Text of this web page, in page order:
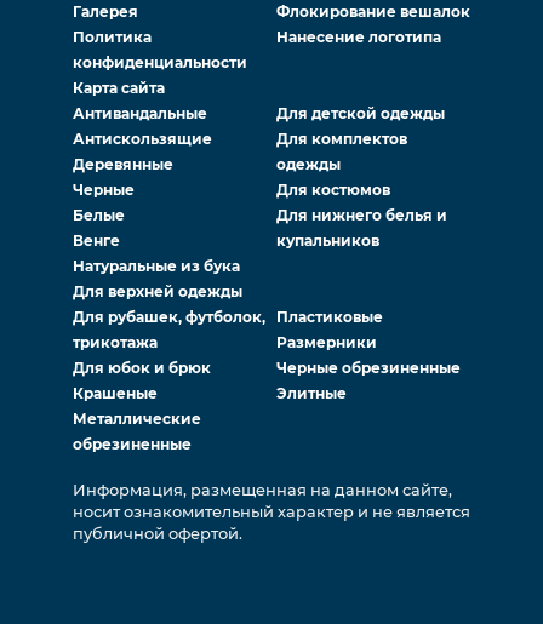
Галерея
Политика
конфиденциальности
Карта сайта
Флокирование вешалок
Нанесение логотипа
Антивандальные
Антискользящие
Деревянные
Черные
Белые
Венге
Натуральные из бука
Для верхней одежды
Для детской одежды
Для комплектов
одежды
Для костюмов
Для нижнего белья и
купальников
Для рубашек, футболок,
трикотажа
Для юбок и брюк
Крашеные
Металлические
обрезиненные
Пластиковые
Размерники
Черные обрезиненные
Элитные
Информация, размещенная на данном сайте,
носит ознакомительный характер и не является
публичной офертой.